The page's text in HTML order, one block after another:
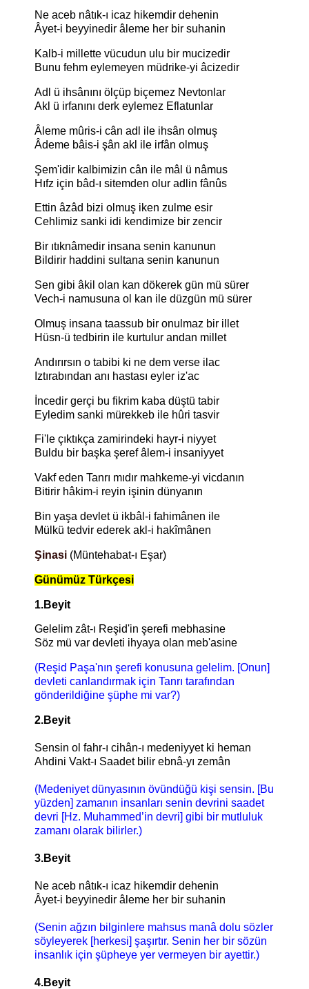
Ne aceb nâtık-ı icaz hikemdir dehenin
Âyet-i beyyinedir âleme her bir suhanin
Kalb-i millette vücudun ulu bir mucizedir
Bunu fehm eylemeyen müdrike-yi âcizedir
Adl ü ihsânını ölçüp biçemez Nevtonlar
Akl ü irfanını derk eylemez Eflatunlar
Âleme mûris-i cân adl ile ihsân olmuş
Âdeme bâis-i şân akl ile irfân olmuş
Şem'idir kalbimizin cân ile mâl ü nâmus
Hıfz için bâd-ı sitemden olur adlin fânûs
Ettin âzâd bizi olmuş iken zulme esir
Cehlimiz sanki idi kendimize bir zencir
Bir ıtıknâmedir insana senin kanunun
Bildirir haddini sultana senin kanunun
Sen gibi âkil olan kan dökerek gün mü sürer
Vech-i namusuna ol kan ile düzgün mü sürer
Olmuş insana taassub bir onulmaz bir illet
Hüsn-ü tedbirin ile kurtulur andan millet
Andırırsın o tabibi ki ne dem verse ilac
Iztırabından anı hastası eyler iz'ac
İncedir gerçi bu fikrim kaba düştü tabir
Eyledim sanki mürekkeb ile hûri tasvir
Fi'le çıktıkça zamirindeki hayr-i niyyet
Buldu bir başka şeref âlem-i insaniyyet
Vakf eden Tanrı mıdır mahkeme-yi vicdanın
Bitirir hâkim-i reyin işinin dünyanın
Bin yaşa devlet ü ikbâl-i fahimânen ile
Mülkü tedvir ederek akl-i hakîmânen
Şinasi (Müntehabat-ı Eşar)
Günümüz Türkçesi
1.Beyit
Gelelim zât-ı Reşid'in şerefi mebhasine
Söz mü var devleti ihyaya olan meb'asine
(Reşid Paşa'nın şerefi konusuna gelelim. [Onun]
devleti canlandırmak için Tanrı tarafından
gönderildiğine şüphe mi var?)
2.Beyit
Sensin ol fahr-ı cihân-ı medeniyyet ki heman
Ahdini Vakt-ı Saadet bilir ebnâ-yı zemân
(Medeniyet dünyasının övündüğü kişi sensin. [Bu
yüzden] zamanın insanları senin devrini saadet
devri [Hz. Muhammed’in devri] gibi bir mutluluk
zamanı olarak bilirler.)
3.Beyit
Ne aceb nâtık-ı icaz hikemdir dehenin
Âyet-i beyyinedir âleme her bir suhanin
(Senin ağzın bilginlere mahsus manâ dolu sözler
söyleyerek [herkesi] şaşırtır. Senin her bir sözün
insanlık için şüpheye yer vermeyen bir ayettir.)
4.Beyit